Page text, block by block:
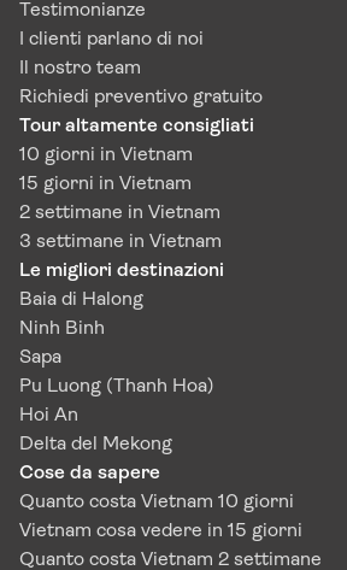
Testimonianze
I clienti parlano di noi
Il nostro team
Richiedi preventivo gratuito
Tour altamente consigliati
10 giorni in Vietnam
15 giorni in Vietnam
2 settimane in Vietnam
3 settimane in Vietnam
Le migliori destinazioni
Baia di Halong
Ninh Binh
Sapa
Pu Luong (Thanh Hoa)
Hoi An
Delta del Mekong
Cose da sapere
Quanto costa Vietnam 10 giorni
Vietnam cosa vedere in 15 giorni
Quanto costa Vietnam 2 settimane